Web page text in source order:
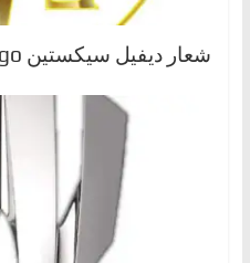
شعار ديفيل سيكستين Devel Sixteen Logo